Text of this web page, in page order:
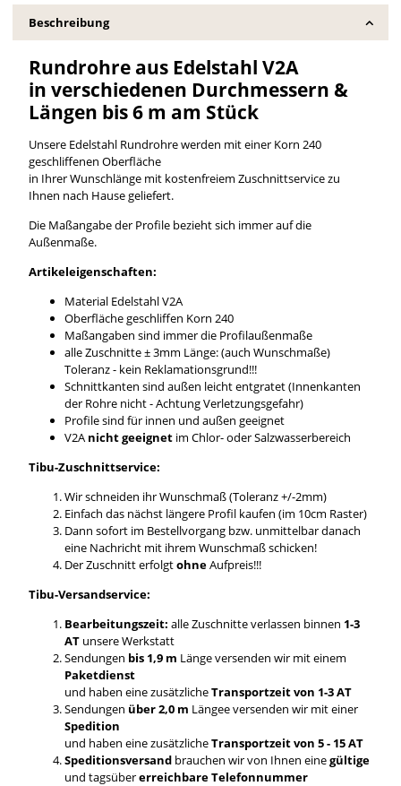
Beschreibung
Rundrohre aus Edelstahl V2A
in verschiedenen Durchmessern &
Längen bis 6 m am Stück
Unsere Edelstahl Rundrohre werden mit einer Korn 240
geschliffenen Oberfläche
in Ihrer Wunschlänge mit kostenfreiem Zuschnittservice zu
Ihnen nach Hause geliefert.
Die Maßangabe der Profile bezieht sich immer auf die
Außenmaße.
Artikeleigenschaften:
Material Edelstahl V2A
Oberfläche geschliffen Korn 240
Maßangaben sind immer die Profilaußenmaße
alle Zuschnitte ± 3mm Länge: (auch Wunschmaße)
Toleranz - kein Reklamationsgrund!!!
Schnittkanten sind außen leicht entgratet (Innenkanten
der Rohre nicht - Achtung Verletzungsgefahr)
Profile sind für innen und außen geeignet
V2A nicht geeignet im Chlor- oder Salzwasserbereich
Tibu-Zuschnittservice:
Wir schneiden ihr Wunschmaß (Toleranz +/-2mm)
Einfach das nächst längere Profil kaufen (im 10cm Raster)
Dann sofort im Bestellvorgang bzw. unmittelbar danach
eine Nachricht mit ihrem Wunschmaß schicken!
Der Zuschnitt erfolgtohneAufpreis!!!
Tibu-Versandservice:
Bearbeitungszeit: alle Zuschnitte verlassen binnen 1-3
AT unsere Werkstatt
Sendungen bis 1,9 m Länge versenden wir mit einem
Paketdienst
und haben eine zusätzlicheTransportzeit von 1-3 AT
Sendungen über 2,0 m Längee versenden wir mit einer
Spedition
und haben eine zusätzlicheTransportzeit von 5 - 15 AT
Speditionsversandbrauchen wir von Ihnen einegültige
und tagsübererreichbare Telefonnummer